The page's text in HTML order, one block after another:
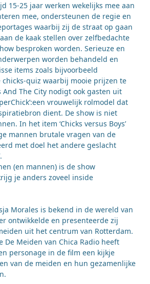
15-25 jaar werken wekelijks mee aan
mee, ondersteunen de regie en
waarbij zij de straat op gaan
de kaak stellen over zelfbedachte
besproken worden. Serieuze en
worden behandeld en
items zoals bijvoorbeeld
quiz waarbij mooie prijzen te
And The City nodigt ook gasten uit
vrouwelijk rolmodel dat
dient. De show is niet
In het item ‘Chicks versus Boys’
mannen brutale vragen van de
met doel het andere geslacht
(en mannen) is de show
je anders zoveel inside
Morales is bekend in de wereld van
ontwikkelde en presenteerde zij
uit het centrum van Rotterdam.
De Meiden van Chica Radio heeft
personage in de film een kijkje
van de meiden en hun gezamenlijke